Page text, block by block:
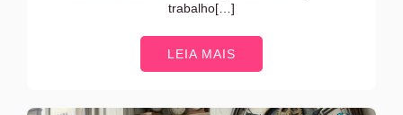
trabalho[…]
LEIA MAIS